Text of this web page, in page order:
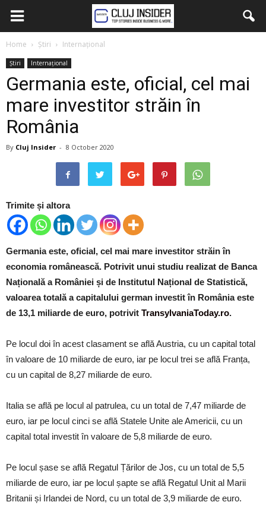
Home Știri Internațional
Știri Internațional
Germania este, oficial, cel mai
mare investitor străin în
România
By Cluj Insider - 8 October 2020
Trimite și altora
Germania este, oficial, cel mai mare investitor străin în
economia românească. Potrivit unui studiu realizat de Banca
Națională a României și de Institutul Național de Statistică,
valoarea totală a capitalului german investit în România este
de 13,1 miliarde de euro, potrivit TransylvaniaToday.ro.
Pe locul doi în acest clasament se află Austria, cu un capital total
în valoare de 10 miliarde de euro, iar pe locul trei se află Franța,
cu un capital de 8,27 miliarde de euro.
Italia se află pe locul al patrulea, cu un total de 7,47 miliarde de
euro, iar pe locul cinci se află Statele Unite ale Americii, cu un
capital total investit în valoare de 5,8 miliarde de euro.
Pe locul șase se află Regatul Țărilor de Jos, cu un total de 5,5
miliarde de euro, iar pe locul șapte se află Regatul Unit al Marii
Britanii și Irlandei de Nord, cu un total de 3,9 miliarde de euro.